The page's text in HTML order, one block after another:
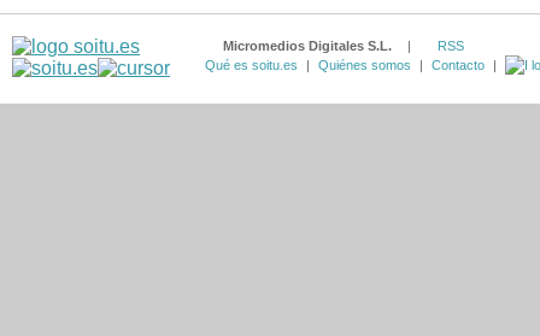
Micromedios Digitales S.L. |
RSS
Qué es soitu.es
| Quiénes somos | Contacto |